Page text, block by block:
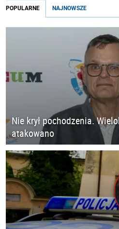
POPULARNE NAJNOWSZE
Nie krył pochodzenia.
atakowano